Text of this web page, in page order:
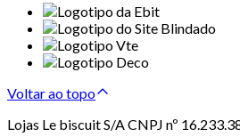
Voltar ao topo
Lojas Le biscuit S/A CNPJ nº